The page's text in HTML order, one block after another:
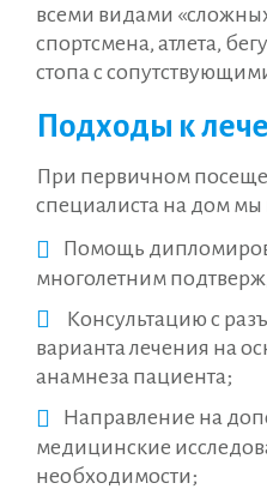
всеми видами
спортсмена, атлета,
стопа с
Подходы к
При первичном
специалиста на дом мы
Помощь
многолетним
Консультацию с
варианта лечения на
анамнеза пациента;
Направление на
медицинские
необходимости;